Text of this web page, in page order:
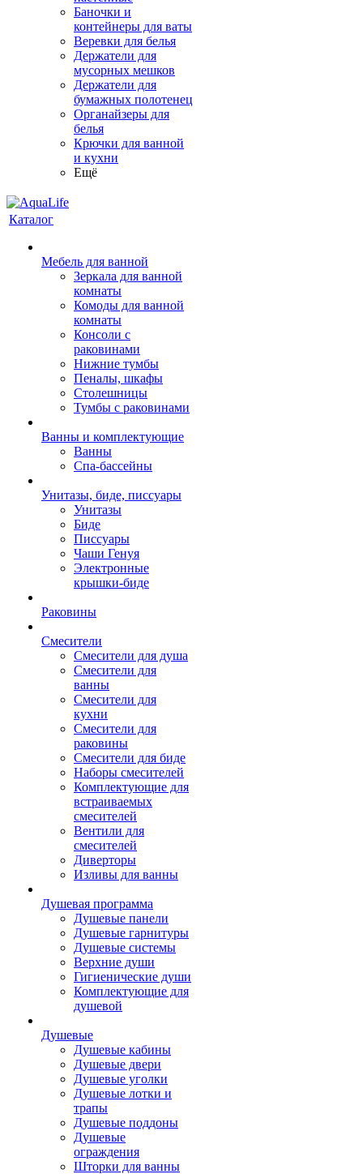
Баночки и
контейнеры для ваты
Веревки для белья
Держатели для
мусорных мешков
Держатели для
бумажных полотенец
Органайзеры для
белья
Крючки для ванной
и кухни
Ещё
Каталог
Мебель для ванной
Зеркала для ванной
комнаты
Комоды для ванной
комнаты
Консоли с
раковинами
Нижние тумбы
Пеналы, шкафы
Столешницы
Тумбы с раковинами
Ванны и комплектующие
Ванны
Спа-бассейны
Унитазы, биде, писсуары
Унитазы
Биде
Писсуары
Чаши Генуя
Электронные
крышки-биде
Раковины
Смесители
Смесители для душа
Смесители для
ванны
Смесители для
кухни
Смесители для
раковины
Смесители для биде
Наборы смесителей
Комплектующие для
встраиваемых
смесителей
Вентили для
смесителей
Диверторы
Изливы для ванны
Душевая программа
Душевые панели
Душевые гарнитуры
Душевые системы
Верхние души
Гигиенические души
Комплектующие для
душевой
Душевые
Душевые кабины
Душевые двери
Душевые уголки
Душевые лотки и
трапы
Душевые поддоны
Душевые
ограждения
Шторки для ванны